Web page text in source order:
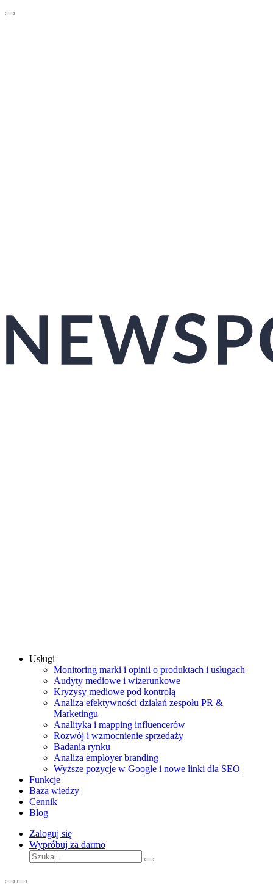
Usługi
Monitoring marki i opinii o produktach i usługach
Audyty mediowe i wizerunkowe
Kryzysy mediowe pod kontrolą
Analiza efektywności działań zespołu PR &
Marketingu
Analityka i mapping influencerów
Rozwój i wzmocnienie sprzedaży
Badania rynku
Analiza employer branding
Wyższe pozycje w Google i nowe linki dla SEO
Funkcje
Baza wiedzy
Cennik
Blog
Zaloguj się
Wypróbuj za darmo